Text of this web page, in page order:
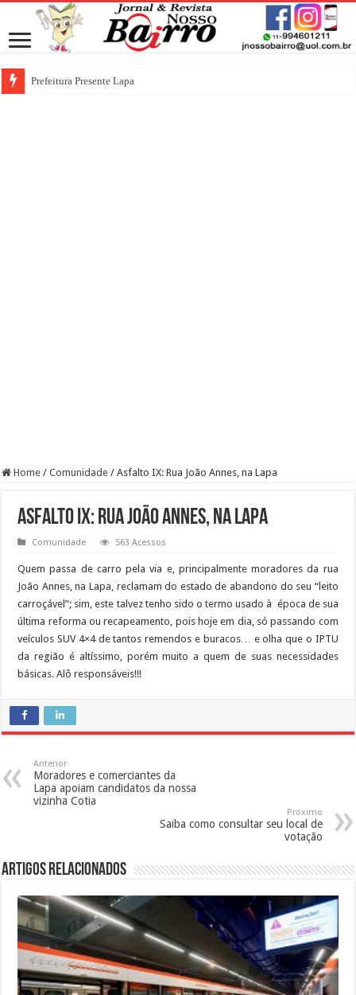
Prefeitura Presente Lapa
Home / Comunidade / Asfalto IX: Rua João Annes, na Lapa
Asfalto IX: Rua João Annes, na Lapa
Comunidade 563 Acessos
Quem passa de carro pela via e, principalmente moradores da rua
João Annes, na Lapa, reclamam do estado de abandono do seu “leito
carroçável”; sim, este talvez tenho sido o termo usado à época de sua
última reforma ou recapeamento, pois hoje em dia, só passando com
veículos SUV 4×4 de tantos remendos e buracos… e olha que o IPTU
da região é altíssimo, porém muito a quem de suas necessidades
básicas. Alô responsáveis!!!
Anterior
Moradores e comerciantes da
Lapa apoiam candidatos da nossa
vizinha Cotia
Próximo
Saiba como consultar seu local de
votação
Artigos Relacionados